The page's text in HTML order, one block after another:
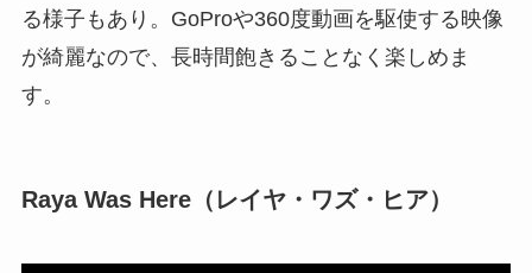
る様子もあり。GoProや360度動画を駆使する映像
が綺麗なので、長時間飽きることなく楽しめま
す。
Raya Was Here（レイヤ・ワズ・ヒア）